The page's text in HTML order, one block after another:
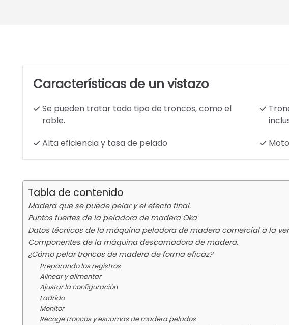
Características de un vistazo
Se pueden tratar todo tipo de troncos, como el
roble.
Alta eficiencia y tasa de pelado
Tabla de contenido
Madera que se puede pelar y el efecto final.
Puntos fuertes de la peladora de madera Oka
Datos técnicos de la máquina peladora de madera comercial a la
Componentes de la máquina descamadora de madera.
¿Cómo pelar troncos de madera de forma eficaz?
Preparando los registros
Alinear y alimentar
Ajustar la configuración
Ladrido
Monitor
Recoge troncos y escamas de madera pelados